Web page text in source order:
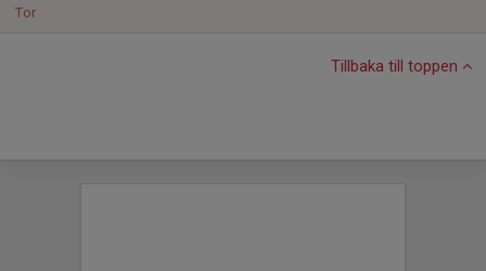
Tor
Tillbaka till toppen